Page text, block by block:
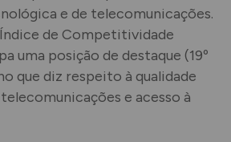
e de telecomunicações.
de Competitividade
uma posição de destaque (19º
que diz respeito à qualidade
e acesso à